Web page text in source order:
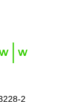
2